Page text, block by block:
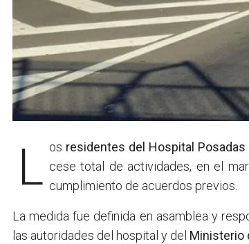
Los residentes del Hospital Posadas
cese total de actividades, en el
cumplimiento de acuerdos previos.
La medida fue definida en asamblea y
las autoridades del hospital y del Ministerio